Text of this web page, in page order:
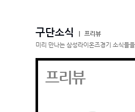
구단소식
프리뷰
미리 만나는 삼성라이온즈경기 소식들
프리뷰